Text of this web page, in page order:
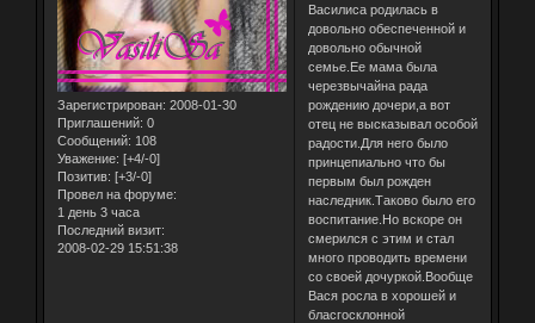
Зарегистрирован: 2008-01-30
Приглашений: 0
Сообщений: 108
Уважение: [+4/-0]
Позитив: [+3/-0]
Провел на форуме:
1 день 3 часа
Последний визит:
2008-02-29 15:51:38
Василиса родилась в
довольно обеспеченной и
довольно обычной
семье.Ее мама была
черезвычайна рада
рождению дочери,а вот
отец не высказывал особой
радости.Для него было
принцепиально что бы
первым был рожден
наследник.Таково было его
воспитание.Но вскоре он
смерился с этим и стал
много проводить времени
со своей дочуркой.Вообще
Вася росла в хорошей и
бласгосклонной